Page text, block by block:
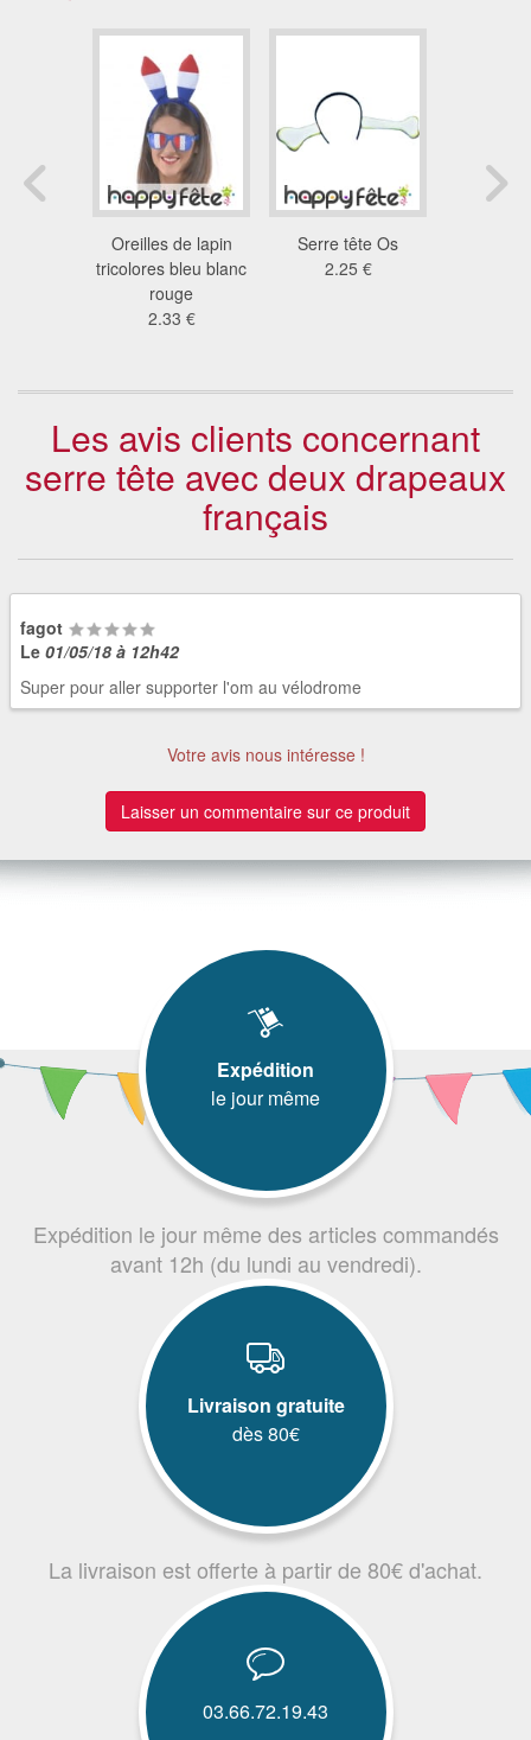
Oreilles de lapin
tricolores bleu blanc
rouge
2.33 €
Serre tête Os
2.25 €
Les avis clients concernant
serre tête avec deux drapeaux
français
fagot
Le 01/05/18 à 12h42
Super pour aller supporter l'om au vélodrome
Votre avis nous intéresse !
Laisser un commentaire sur ce produit
Expédition
le jour même
Expédition le jour même des articles commandés
avant 12h (du lundi au vendredi).
Livraison gratuite
dès 80€
La livraison est offerte à partir de 80€ d'achat.
03.66.72.19.43